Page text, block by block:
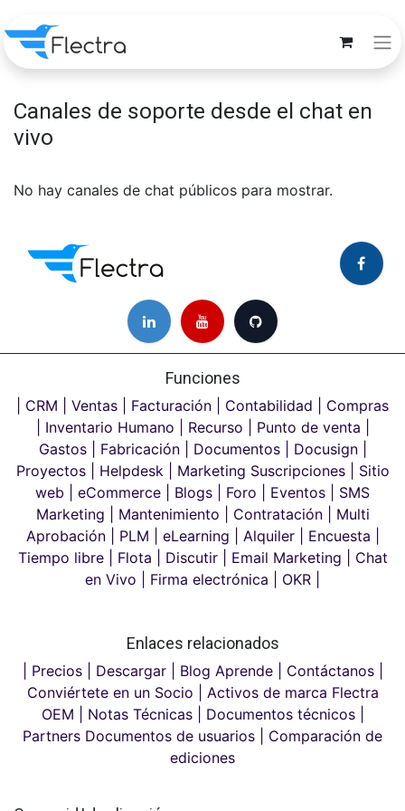
Canales de soporte desde el chat en
vivo
No hay canales de chat públicos para mostrar.
Funciones
| CRM | Ventas | Facturación | Contabilidad |
Compras
Inventario Humano | Recurso |
Punto de venta |
Gastos |
Fabricación | Documentos |
Docusign |
Proyectos |
Helpdesk | Marketing Suscripciones |
Sitio
web |
eCommerce | Blogs | Foro | Eventos | SMS
Marketing |
Mantenimiento | Contratación |
Multi
Aprobación |
PLM | eLearning | Alquiler |
Encuesta |
Tiempo libre |
Flota | Discutir | Email Marketing |
Chat
en Vivo |
Firma electrónica | OKR |
Enlaces relacionados
| Precios | Descargar | Blog Aprende |
Contáctanos |
Conviértete en un Socio | Activos de marca Flectra
OEM |
Notas Técnicas | Documentos técnicos |
Partners Documentos de usuarios |
Comparación de
ediciones